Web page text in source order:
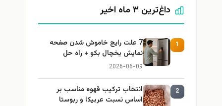
داغ‌ترین ۳ ماه اخیر
1
7 علت رایج خاموش شدن صفحه
نمایش یخچال بکو + راه حل
2026-06-09
2
انتخاب ترکیب قهوه مناسب بر
اساس نسبت عربیکا و ربوستا